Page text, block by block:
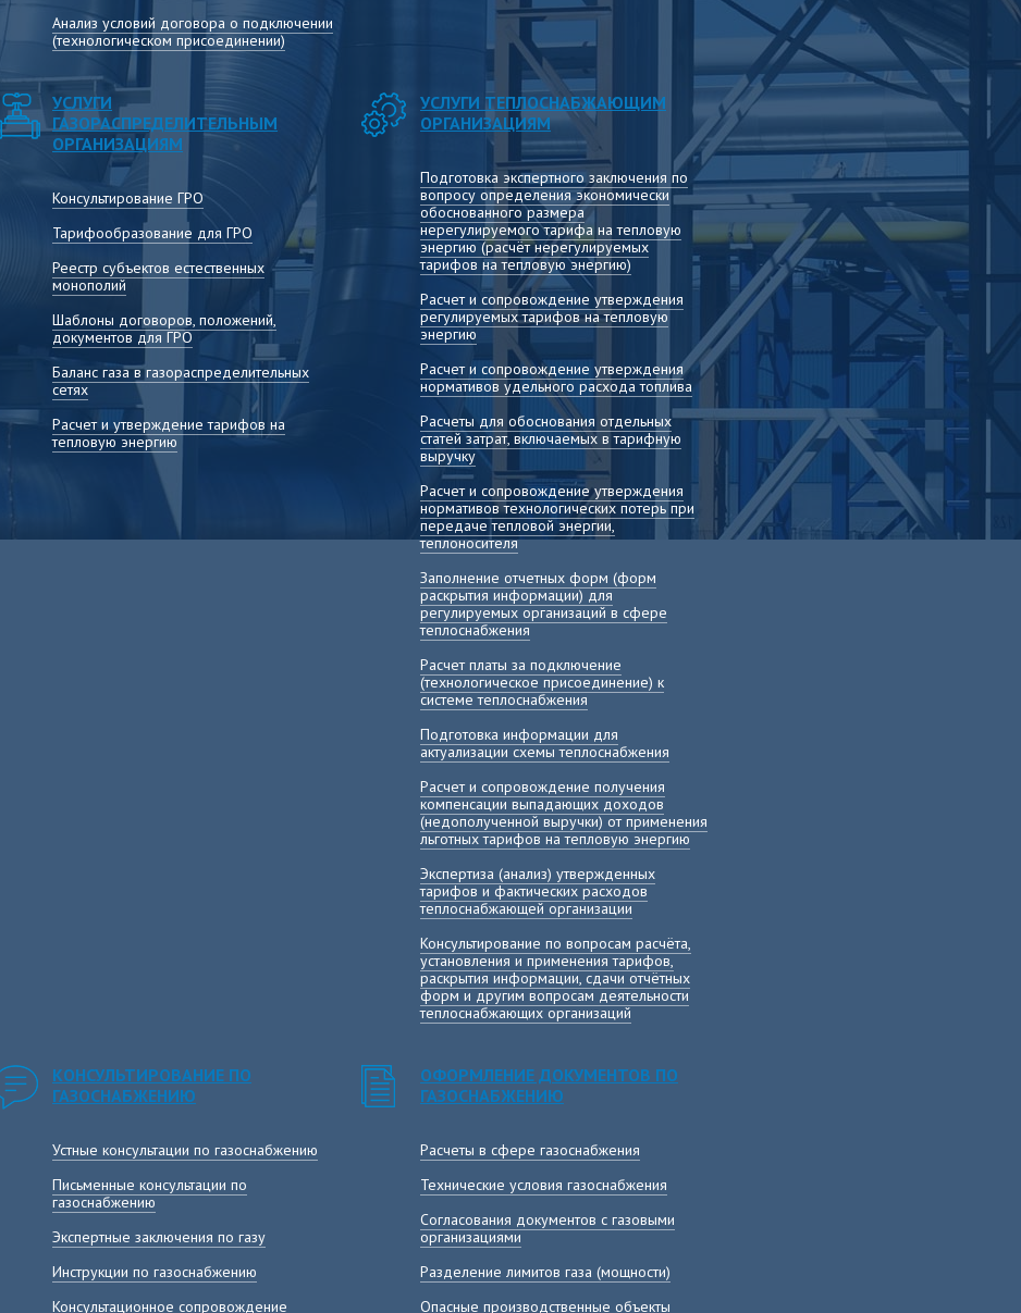
Анализ условий договора о подключении
(технологическом присоединении)
УСЛУГИ
ГАЗОРАСПРЕДЕЛИТЕЛЬНЫМ
ОРГАНИЗАЦИЯМ
Консультирование ГРО
Тарифообразование для ГРО
Реестр субъектов естественных
монополий
Шаблоны договоров, положений,
документов для ГРО
Баланс газа в газораспределительных
сетях
Расчет и утверждение тарифов на
тепловую энергию
УСЛУГИ ТЕПЛОСНАБЖАЮЩИМ
ОРГАНИЗАЦИЯМ
Подготовка экспертного заключения по
вопросу определения экономически
обоснованного размера
нерегулируемого тарифа на тепловую
энергию (расчёт нерегулируемых
тарифов на тепловую энергию)
Расчет и сопровождение утверждения
регулируемых тарифов на тепловую
энергию
Расчет и сопровождение утверждения
нормативов удельного расхода топлива
Расчеты для обоснования отдельных
статей затрат, включаемых в тарифную
выручку
Расчет и сопровождение утверждения
нормативов технологических потерь при
передаче тепловой энергии,
теплоносителя
Заполнение отчетных форм (форм
раскрытия информации) для
регулируемых организаций в сфере
теплоснабжения
Расчет платы за подключение
(технологическое присоединение) к
системе теплоснабжения
Подготовка информации для
актуализации схемы теплоснабжения
Расчет и сопровождение получения
компенсации выпадающих доходов
(недополученной выручки) от применения
льготных тарифов на тепловую энергию
Экспертиза (анализ) утвержденных
тарифов и фактических расходов
теплоснабжающей организации
Консультирование по вопросам расчёта,
установления и применения тарифов,
раскрытия информации, сдачи отчётных
форм и другим вопросам деятельности
теплоснабжающих организаций
КОНСУЛЬТИРОВАНИЕ ПО
ГАЗОСНАБЖЕНИЮ
Устные консультации по газоснабжению
Письменные консультации по
газоснабжению
Экспертные заключения по газу
Инструкции по газоснабжению
Консультационное сопровождение
ОФОРМЛЕНИЕ ДОКУМЕНТОВ ПО
ГАЗОСНАБЖЕНИЮ
Расчеты в сфере газоснабжения
Технические условия газоснабжения
Согласования документов с газовыми
организациями
Разделение лимитов газа (мощности)
Опасные производственные объекты